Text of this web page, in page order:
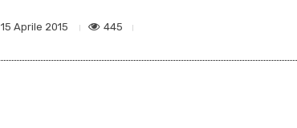
15 Aprile 2015 445